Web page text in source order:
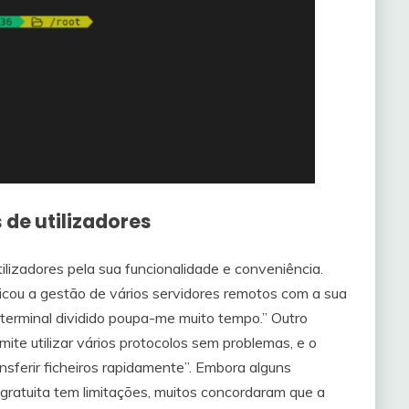
utilizadores
pela sua funcionalidade e conveniência.
a gestão de vários servidores remotos com a sua
dividido poupa-me muito tempo.” Outro
utilizar vários protocolos sem problemas, e o
ficheiros rapidamente”. Embora alguns
tem limitações, muitos concordaram que a